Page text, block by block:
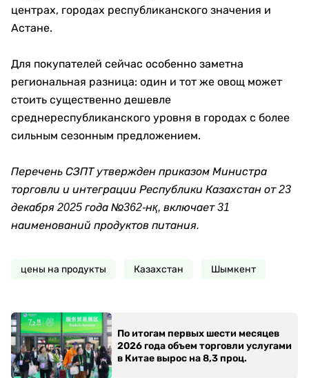
центрах, городах республиканского значения и
Астане.
Для покупателей сейчас особенно заметна
региональная разница: один и тот же овощ может
стоить существенно дешевле
среднереспубликанского уровня в городах с более
сильным сезонным предложением.
Перечень СЗПТ утвержден приказом Министра
торговли и интеграции Республики Казахстан от 23
декабря 2025 года №362-нқ, включает 31
наименований продуктов питания.
цены на продукты Казахстан Шымкент
По итогам первых шести месяцев
2026 года объем торговли услугами
в Китае вырос на 8,3 проц.